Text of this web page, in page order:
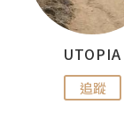
UTOPIA
追蹤